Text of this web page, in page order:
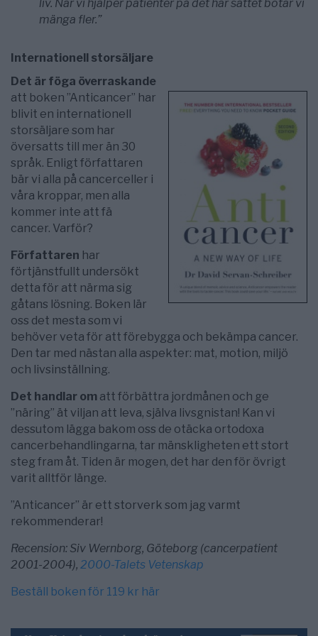
liv. När vi hjälper patienter på det här sättet botar vi
mänga fler.”
Internationell storsäljare
Det är föga överraskande
att boken ”Anticancer” har
blivit en internationell
storsäljare som har
översatts till mer än 30
språk. Enligt författaren
bär vi alla på cancerceller i
våra kroppar, men alla
kommer inte att fä
cancer. Varför?
Författaren har
förtjänstfullt undersökt
detta för att närma sig
gåtans lösning. Boken lär
oss det mesta som vi
behöver veta för att förebygga och bekämpa cancer.
Den tar med nästan alla aspekter: mat, motion, miljö
och livsinställning.
Det handlar om att förbättra jordmånen och ge
”näring” ät viljan att leva, själva livsgnistan! Kan vi
dessutom lägga bakom oss de otäcka ortodoxa
cancerbehandlingarna, tar mänskligheten ett stort
steg fram åt. Tiden är mogen, det har den för övrigt
varit alltför länge.
”Anticancer” är ett storverk som jag varmt
rekommenderar!
Recension: Siv Wernborg, Göteborg (cancerpatient
2001-2004), 2000-Talets Vetenskap
Beställ boken för 119 kr här